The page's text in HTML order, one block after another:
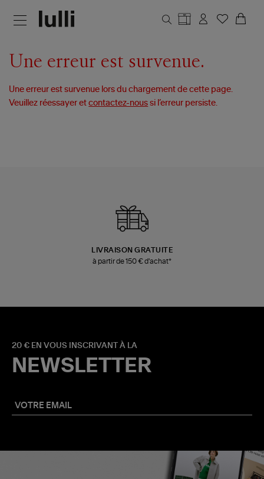
Une erreur est survenue.
Une erreur est survenue lors du chargement de cette page.
Veuillez réessayer etcontactez-nous si l’erreur persiste.
LIVRAISON GRATUITE
à partir de 150 € d'achat*
20 € EN VOUS INSCRIVANT À LA
NEWSLETTER